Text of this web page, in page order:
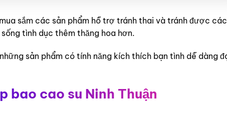
sắm các sản phẩm hỗ trợ tránh thai và tránh được các
tình dục thêm thăng hoa hơn.
sản phẩm có tính năng kích thích bạn tình dễ dàng
bao cao su Ninh Thuận